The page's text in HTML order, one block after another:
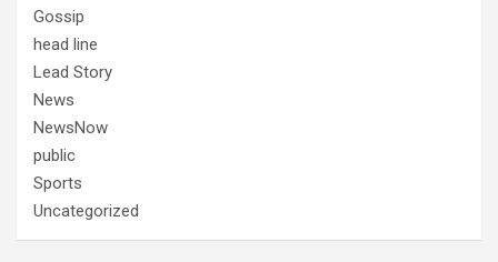
Gossip
head line
Lead Story
News
NewsNow
public
Sports
Uncategorized